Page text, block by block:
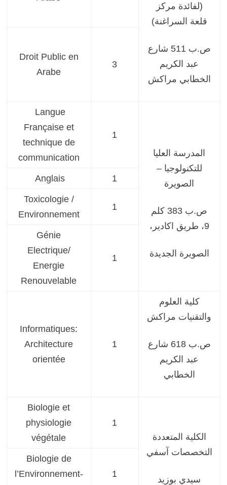
(لفائدة مركز
قلعة السراغنة)
ص.ب 511 شارع
عبد الكريم
الخطابي مراكش
Droit Public en
Arabe
3
Langue
Française et
technique de
communication
1
المدرسة العلیا
للتكنولوجیا –
الصویرة
ص.ب 383 كلم
9، طریق اكادیر،
الصویرة الجدیدة
Anglais 1
Toxicologie /
Environnement
1
Génie
Electrique/
Energie
Renouvelable
1
Informatiques:
Architecture
orientée
1
كلية العلوم
والتقنيات مراكش
ص.ب 618 شارع
عبد الكريم
الخطابي
Biologie et
physiologie
végétale
1
الكلية المتعددة
التخصصات آسفي
سيدي بوزيد
Biologie de
l’Environnement-
1